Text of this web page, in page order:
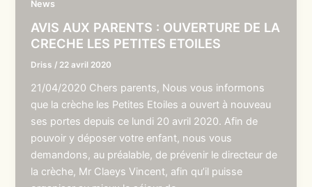
News
AVIS AUX PARENTS : OUVERTURE DE LA
CRECHE LES PETITES ETOILES
Driss / 22 avril 2020
21/04/2020 Chers parents, Nous vous informons
que la crèche les Petites Etoiles a ouvert à nouveau
ses portes depuis ce lundi 20 avril 2020. Afin de
pouvoir y déposer votre enfant, nous vous
demandons, au préalable, de prévenir le directeur de
la crèche, Mr Claeys Vincent, afin qu’il puisse